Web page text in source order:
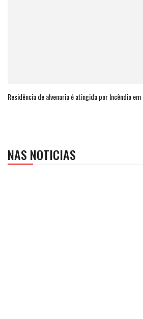
Residência de alvenaria é atingida por Incêndio
NAS NOTICIAS